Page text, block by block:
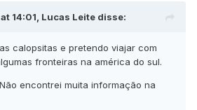
14:01, Lucas Leite disse:
calopsitas e pretendo viajar com
fronteiras na américa do sul.
encontrei muita informação na